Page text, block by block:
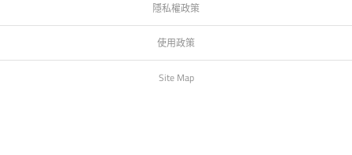
隱私權政策
使用政策
Site Map